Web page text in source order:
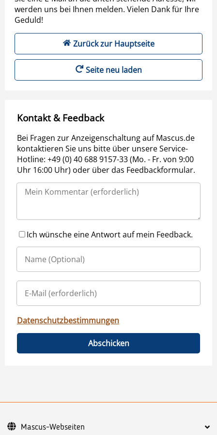
werden uns bei Ihnen melden. Vielen Dank für Ihre
Geduld!
Zurück zur Hauptseite
Seite neu laden
Kontakt & Feedback
Bei Fragen zur Anzeigenschaltung auf Mascus.de
kontaktieren Sie uns bitte über unsere Service-
Hotline: +49 (0) 40 688 9157-33 (Mo. - Fr. von 9:00
Uhr 16:00 Uhr) oder über das Feedbackformular.
Ich wünsche eine Antwort auf mein Feedback.
Datenschutzbestimmungen
Abschicken
Mascus-Webseiten